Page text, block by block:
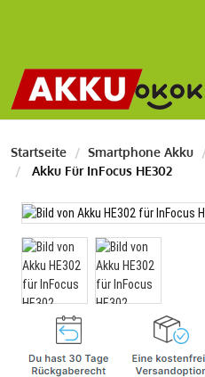
Startseite Smartphone Akku
Akku Für InFocus HE302